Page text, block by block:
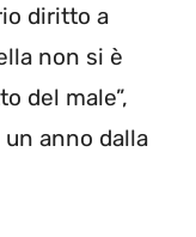
diritto a
non si è
del male”,
anno dalla